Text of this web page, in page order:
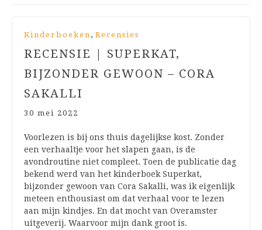
Kinderboeken , Recensies
RECENSIE | SUPERKAT,
BIJZONDER GEWOON – CORA
SAKALLI
30 mei 2022
Voorlezen is bij ons thuis dagelijkse kost. Zonder
een verhaaltje voor het slapen gaan, is de
avondroutine niet compleet. Toen de publicatie dag
bekend werd van het kinderboek Superkat,
bijzonder gewoon van Cora Sakalli, was ik eigenlijk
meteen enthousiast om dat verhaal voor te lezen
aan mijn kindjes. En dat mocht van Overamster
uitgeverij. Waarvoor mijn dank groot is.